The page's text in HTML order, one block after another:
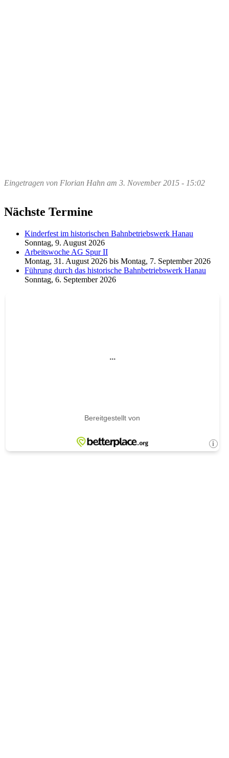
Eingetragen von Florian Hahn am 3. November 2015 - 15:02
Nächste Termine
Kinderfest im historischen Bahnbetriebswerk Hanau
Sonntag, 9. August 2026
Arbeitswoche AG Spur II
Montag, 31. August 2026 bis Montag, 7. September 2026
Führung durch das historische Bahnbetriebswerk Hanau
Sonntag, 6. September 2026